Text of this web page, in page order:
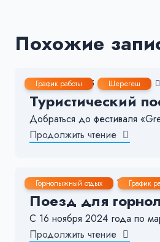
Похожие
График работы Шерегеш
12 Мар, 2025 1-2 мин.
Туристический
Добраться до фестиваля
Продолжить чтение
Горнолыжный отдых График
16 Ноя, 2024 1-2 мин.
Поезд для
С 16 ноября 2024 года по
Продолжить чтение